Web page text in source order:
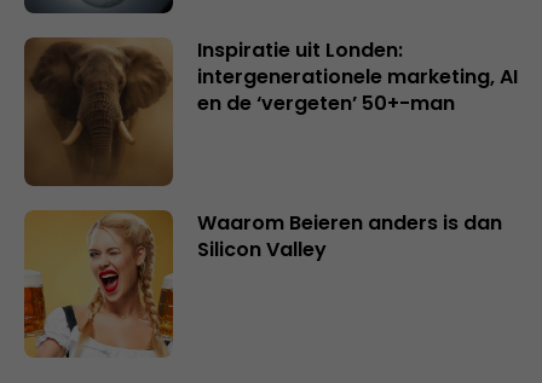
Inspiratie uit Londen:
intergenerationele marketing, AI
en de ‘vergeten’ 50+-man
Waarom Beieren anders is dan
Silicon Valley